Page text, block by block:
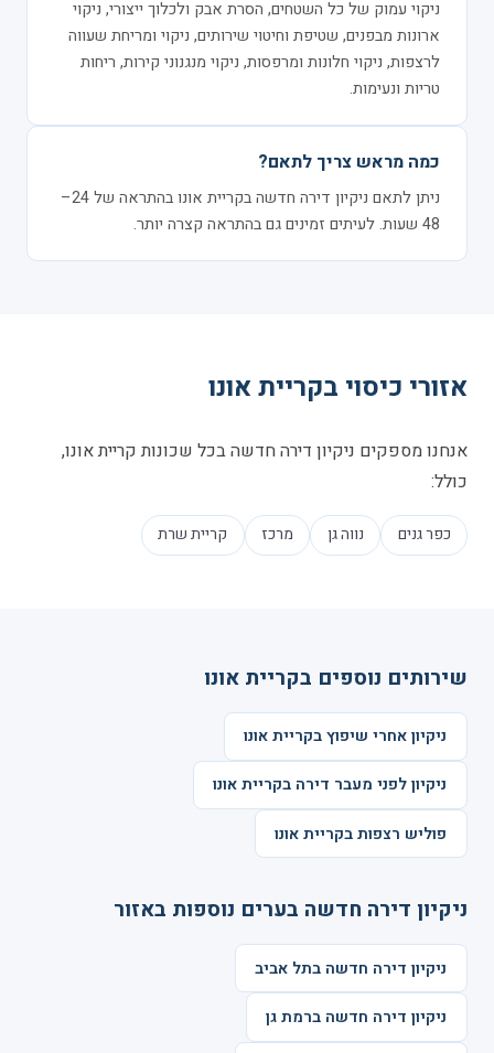
ניקוי עמוק של כל השטחים, הסרת אבק ולכלוך ייצורי, ניקוי
ארונות מבפנים, שטיפת וחיטוי שירותים, ניקוי ומריחת שעווה
לרצפות, ניקוי חלונות ומרפסות, ניקוי מנגנוני קירות, ריחות
טריות ונעימות.
כמה מראש צריך לתאם?
ניתן לתאם ניקיון דירה חדשה בקריית אונו בהתראה של 24–
48 שעות. לעיתים זמינים גם בהתראה קצרה יותר.
אזורי כיסוי בקריית אונו
אנחנו מספקים ניקיון דירה חדשה בכל שכונות קריית אונו,
כולל:
כפר גנים נווה גן מרכז קריית שרת
שירותים נוספים בקריית אונו
ניקיון אחרי שיפוץ בקריית אונו
ניקיון לפני מעבר דירה בקריית אונו
פוליש רצפות בקריית אונו
ניקיון דירה חדשה בערים נוספות באזור
ניקיון דירה חדשה בתל אביב
ניקיון דירה חדשה ברמת גן